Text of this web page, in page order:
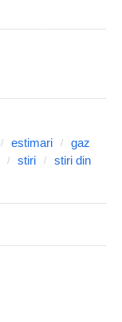
estimari
gaz
stiri
stiri din